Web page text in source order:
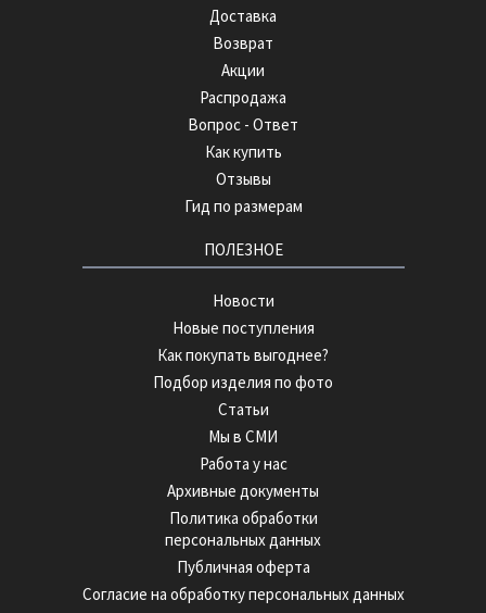
Доставка
Возврат
Акции
Распродажа
Вопрос - Ответ
Как купить
Отзывы
Гид по размерам
ПОЛЕЗНОЕ
Новости
Новые поступления
Как покупать выгоднее?
Подбор изделия по фото
Статьи
Мы в СМИ
Работа у нас
Архивные документы
Политика обработки
персональных данных
Публичная оферта
Согласие на обработку персональных данных